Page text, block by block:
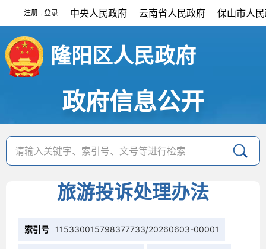
注册 登录 中央人民政府 云南省人民政府 保山市人
隆阳区人民政府
政府信息公开
旅游投诉处理办法
索引号 115330015798377733/20260603-00001